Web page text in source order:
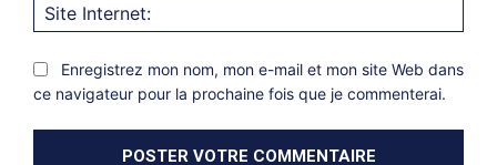
Enregistrez mon nom, mon e-mail et mon site Web dans
ce navigateur pour la prochaine fois que je commenterai.